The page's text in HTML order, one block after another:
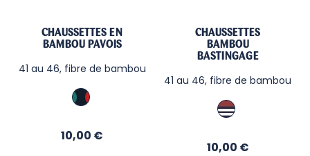
CHAUSSETTES EN
BAMBOU PAVOIS
41 au 46, fibre de bambou
Marine
TB
Prix
10,00 €
CHAUSSETTES
BAMBOU
BASTINGAGE
41 au 46, fibre de bambou
Hermès
/
/
Prix
10,00 €